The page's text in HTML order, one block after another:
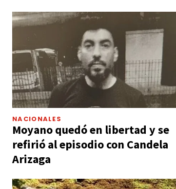
NACIONALES
Moyano quedó en libertad y se
refirió al episodio con Candela
Arizaga